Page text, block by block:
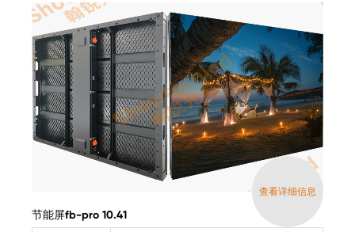
查看详细信息
节能屏fb-pro 10.41